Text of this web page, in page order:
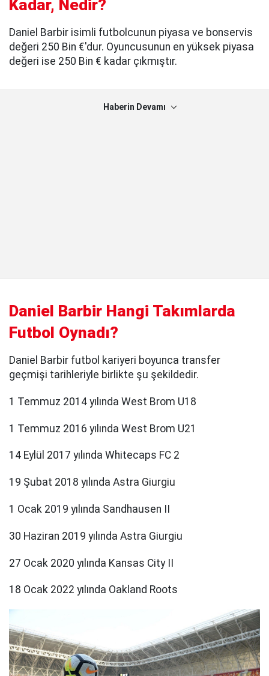
Kadar, Nedir?
Daniel Barbir isimli futbolcunun piyasa ve bonservis
değeri 250 Bin €'dur. Oyuncusunun en yüksek piyasa
değeri ise 250 Bin € kadar çıkmıştır.
Haberin Devamı
Daniel Barbir Hangi Takımlarda
Futbol Oynadı?
Daniel Barbir futbol kariyeri boyunca transfer
geçmişi tarihleriyle birlikte şu şekildedir.
1 Temmuz 2014 yılında West Brom U18
1 Temmuz 2016 yılında West Brom U21
14 Eylül 2017 yılında Whitecaps FC 2
19 Şubat 2018 yılında Astra Giurgiu
1 Ocak 2019 yılında Sandhausen II
30 Haziran 2019 yılında Astra Giurgiu
27 Ocak 2020 yılında Kansas City II
18 Ocak 2022 yılında Oakland Roots